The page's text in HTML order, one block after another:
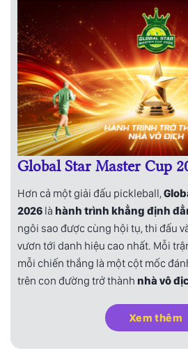
Global Star Master Cup
Hơn cả một giải đấu pickleball,
2026 là hành trình khẳng định
ngôi sao được cùng hội tụ, thi đấu
vươn tới danh hiệu cao nhất. Mỗi
mỗi chiến thắng là một cột mốc
trên con đường trở thành nhà vô
Xem thêm